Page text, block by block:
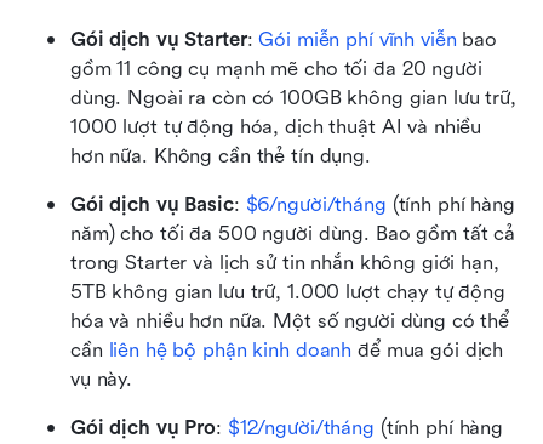
Gói dịch vụ Starter: Gói miễn phí vĩnh viễn bao
gồm 11 công cụ mạnh mẽ cho tối đa 20 người
dùng. Ngoài ra còn có 100GB không gian lưu trữ,
1000 lượt tự động hóa, dịch thuật AI và nhiều
hơn nữa. Không cần thẻ tín dụng.
Gói dịch vụ Basic: $6/người/tháng (tính phí hàng
năm) cho tối đa 500 người dùng. Bao gồm tất cả
trong Starter và lịch sử tin nhắn không giới hạn,
5TB không gian lưu trữ, 1.000 lượt chạy tự động
hóa và nhiều hơn nữa. Một số người dùng có thể
cần liên hệ bộ phận kinh doanh để mua gói dịch
vụ này.
Gói dịch vụ Pro: $12/người/tháng (tính phí hàng